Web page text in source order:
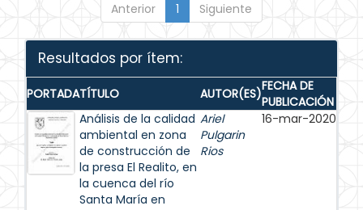
Anterior 1 Siguiente
Resultados por ítem:
PORTADATÍTULO AUTOR(ES)FECHA DE
PUBLICACIÓN
Análisis de la calidad
ambiental en zona
de construcción de
la presa El Realito, en
la cuenca del río
Santa María en
Ariel
Pulgarin
Rios
16-mar-2020